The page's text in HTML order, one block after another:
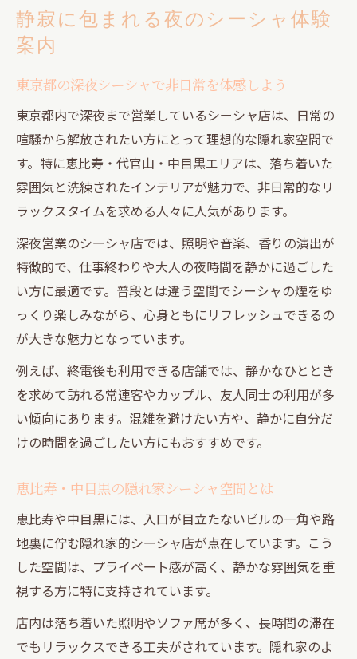
選び
恵比寿・代官山・中目黒の隠れ家で深夜シーシ
深夜でも入れる隠れ家シーシャスポットの
東京都で味わう大人のシーシャ深夜体験ガ
イド
とき
恵比寿・代官山のシーシャで叶うリラック
スタイム
予約やチャージのポイントと深夜利用のコ
非日常感あふれる東京都のシーシャ深夜空間
隠れ家シーシャで体感する東京都の非日常
深夜営業のシーシャ店で味わう大人の余裕
しむ
恵比寿の夜にぴったりのシーシャ空間選び
静かな夜に合うシーシャの香りや楽しみ方
路地裏で味わう大人のシーシャ静かな楽しみ方
東京都の路地裏隠れ家で楽しむシーシャ体
験
夜更けの中目黒で叶う静かなシーシャ時間
静寂に包まれる夜のシーシャ体験
案内
東京都の深夜シーシャで非日常を体感しよう
東京都内で深夜まで営業しているシーシャ店は、日常の
喧騒から解放されたい方にとって理想的な隠れ家空間で
す。特に恵比寿・代官山・中目黒エリアは、落ち着いた
雰囲気と洗練されたインテリアが魅力で、非日常的なリ
ラックスタイムを求める人々に人気があります。
深夜営業のシーシャ店では、照明や音楽、香りの演出が
特徴的で、仕事終わりや大人の夜時間を静かに過ごした
い方に最適です。普段とは違う空間でシーシャの煙をゆ
っくり楽しみながら、心身ともにリフレッシュできるの
が大きな魅力となっています。
例えば、終電後も利用できる店舗では、静かなひととき
を求めて訪れる常連客やカップル、友人同士の利用が多
い傾向にあります。混雑を避けたい方や、静かに自分だ
けの時間を過ごしたい方にもおすすめです。
恵比寿・中目黒の隠れ家シーシャ空間とは
恵比寿や中目黒には、入口が目立たないビルの一角や路
地裏に佇む隠れ家的シーシャ店が点在しています。こう
した空間は、プライベート感が高く、静かな雰囲気を重
視する方に特に支持されています。
店内は落ち着いた照明やソファ席が多く、長時間の滞在
でもリラックスできる工夫がされています。隠れ家のよ